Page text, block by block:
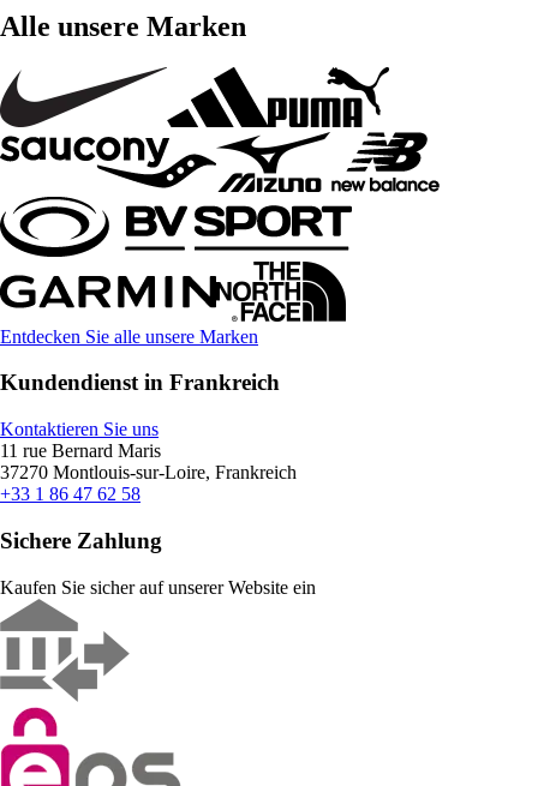
Alle unsere Marken
Entdecken Sie alle unsere Marken
Kundendienst in Frankreich
Kontaktieren Sie uns
11 rue Bernard Maris
37270 Montlouis-sur-Loire, Frankreich
+33 1 86 47 62 58
Sichere Zahlung
Kaufen Sie sicher auf unserer Website ein